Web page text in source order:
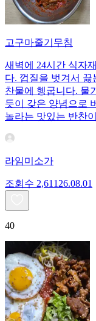
고구마줄기무침
새벽에 24시간 식자
다. 껍질을 벗겨서
찬물에 헹굽니다. 물
듯이 갖은 양념으로
놀라는 맛있는 반찬
라임미소가
조회수 2,611 26.08.01
40